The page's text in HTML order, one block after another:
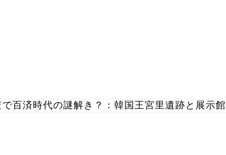
百済時代の謎解き？：韓国王宮里遺跡と展示館